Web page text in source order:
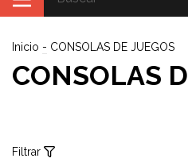
Inicio - CONSOLAS DE JUEGOS
CONSOLAS
Filtrar